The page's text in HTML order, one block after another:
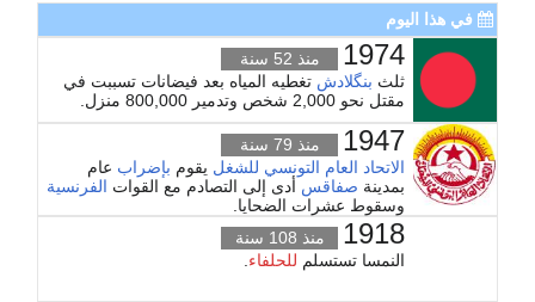
في هذا اليوم
1974
منذ 52 سنة
ثلث بنگلادش تغطيه المياه بعد فيضانات تسببت في
مقتل نحو 2,000 شخص وتدمير 800,000 منزل.
1947
منذ 79 سنة
الاتحاد العام التونسي للشغل يقوم بإضراب عام
بمدينة صفاقس أدى إلى التصادم مع القوات الفرنسية
وسقوط عشرات الضحايا.
1918
منذ 108 سنة
النمسا تستسلم للحلفاء.